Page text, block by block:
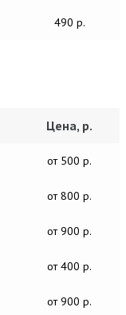
490 р.
Цена, р.
от 500 р.
от 800 р.
от 900 р.
от 400 р.
от 900 р.